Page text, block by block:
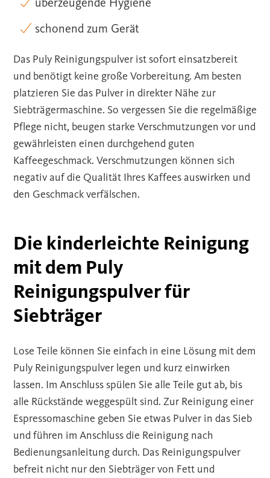
schonend zum Gerät
Das Puly Reinigungspulver ist sofort einsatzbereit
und benötigt keine große Vorbereitung. Am besten
platzieren Sie das Pulver in direkter Nähe zur
Siebträgermaschine. So vergessen Sie die regelmäßige
Pflege nicht, beugen starke Verschmutzungen vor und
gewährleisten einen durchgehend guten
Kaffeegeschmack. Verschmutzungen können sich
negativ auf die Qualität Ihres Kaffees auswirken und
den Geschmack verfälschen.
Die kinderleichte Reinigung
mit dem Puly
Reinigungspulver für
Siebträger
Lose Teile können Sie einfach in eine Lösung mit dem
Puly Reinigungspulver legen und kurz einwirken
lassen. Im Anschluss spülen Sie alle Teile gut ab, bis
alle Rückstände weggespült sind. Zur Reinigung einer
Espressomaschine geben Sie etwas Pulver in das Sieb
und führen im Anschluss die Reinigung nach
Bedienungsanleitung durch. Das Reinigungspulver
befreit nicht nur den Siebträger von Fett und